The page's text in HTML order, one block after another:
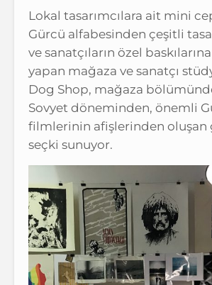
Lokal tasarımcılara ait mini
Gürcü alfabesinden çeşitli
ve sanatçıların özel
yapan mağaza ve sanatçı
Dog Shop, mağaza
Sovyet döneminden, önemli
filmlerinin afişlerinden oluşan
seçki sunuyor.